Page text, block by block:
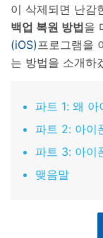
이 삭제되면 난감
백업 복원 방법을
(iOS)프로그램을
는 방법을 소개하
파트 1: 왜
파트 2: 아이
파트 3: 아이
맺음말